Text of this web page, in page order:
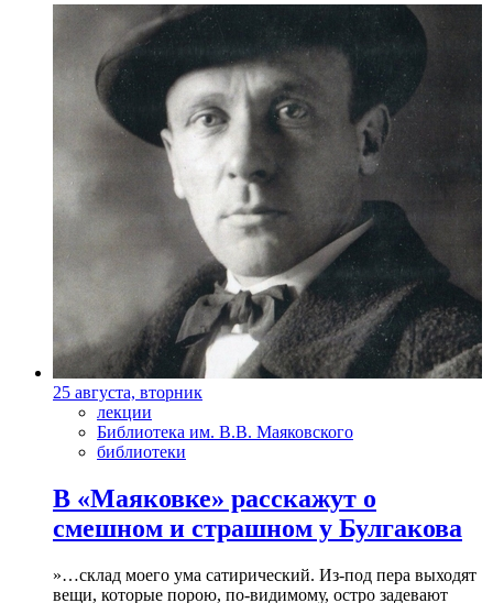
25 августа, вторник
лекции
Библиотека им. В.В. Маяковского
библиотеки
В «Маяковке» расскажут о
смешном и страшном у Булгакова
»…склад моего ума сатирический. Из-под пера выходят
вещи, которые порою, по-видимому, остро задевают